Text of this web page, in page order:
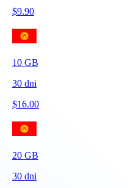
$9.90
10 GB
30 dni
$16.00
20 GB
30 dni